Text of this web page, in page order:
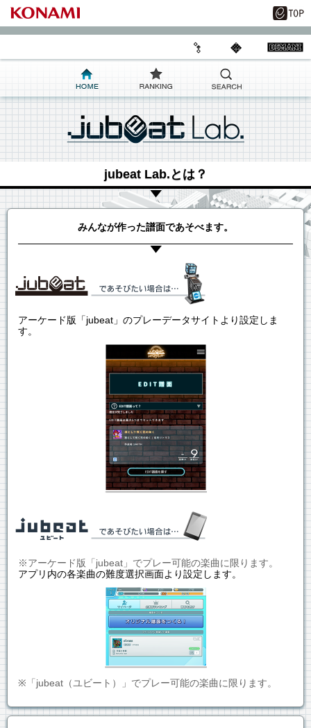
jubeat Lab.とは？
みんなが作った譜面であそべます。
アーケード版「jubeat」のプレーデータサイトより設定しま
す。
※アーケード版「jubeat」でプレー可能の楽曲に限ります。
アプリ内の各楽曲の難度選択画面より設定します。
※「jubeat（ユビート）」でプレー可能の楽曲に限ります。